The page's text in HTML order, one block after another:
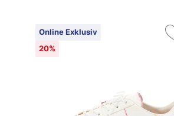
Online Exklusiv
20%